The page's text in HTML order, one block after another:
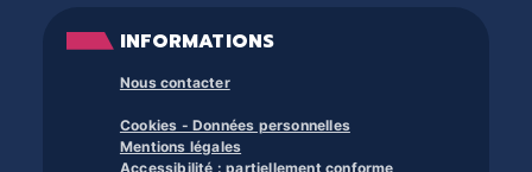
INFORMATIONS
Nous contacter
Cookies - Données personnelles
Mentions légales
Accessibilité : partiellement conforme